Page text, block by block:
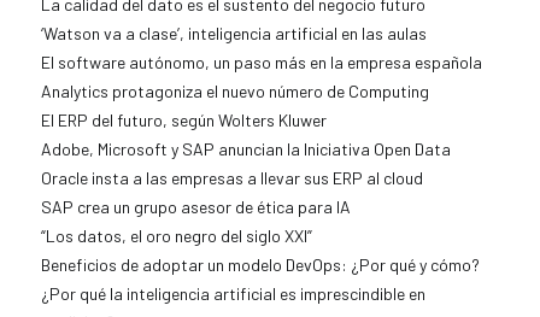
La calidad del dato es el sustento del negocio futuro
‘Watson va a clase’, inteligencia artificial en las aulas
El software autónomo, un paso más en la empresa española
Analytics protagoniza el nuevo número de Computing
El ERP del futuro, según Wolters Kluwer
Adobe, Microsoft y SAP anuncian la Iniciativa Open Data
Oracle insta a las empresas a llevar sus ERP al cloud
SAP crea un grupo asesor de ética para IA
“Los datos, el oro negro del siglo XXI”
Beneficios de adoptar un modelo DevOps: ¿Por qué y cómo?
¿Por qué la inteligencia artificial es imprescindible en